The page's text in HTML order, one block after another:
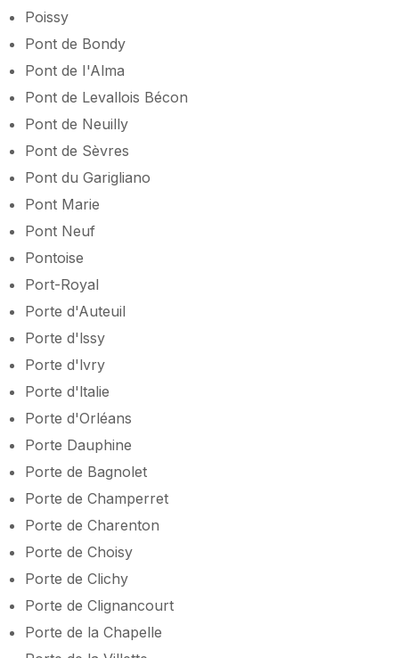
Poissy
Pont de Bondy
Pont de I'Alma
Pont de Levallois Bécon
Pont de Neuilly
Pont de Sèvres
Pont du Garigliano
Pont Marie
Pont Neuf
Pontoise
Port-Royal
Porte d'Auteuil
Porte d'lssy
Porte d'lvry
Porte d'ltalie
Porte d'Orléans
Porte Dauphine
Porte de Bagnolet
Porte de Champerret
Porte de Charenton
Porte de Choisy
Porte de Clichy
Porte de Clignancourt
Porte de la Chapelle